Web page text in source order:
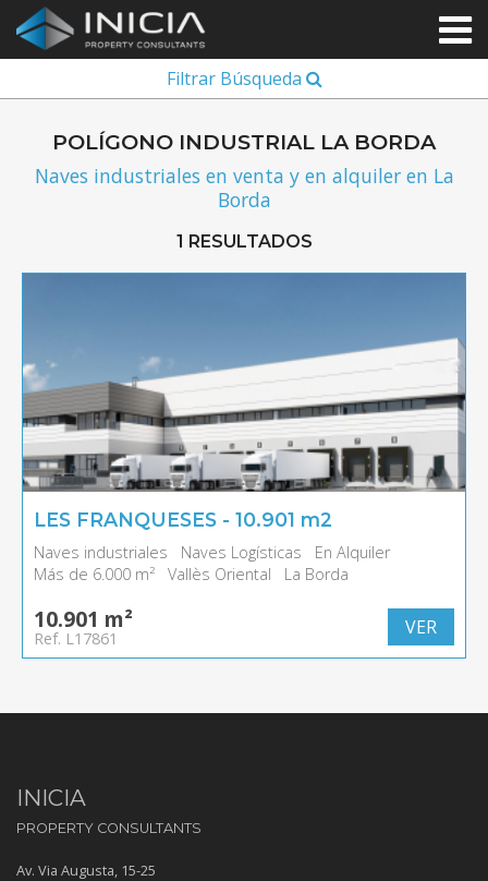
Filtrar Búsqueda
POLÍGONO INDUSTRIAL LA BORDA
Naves industriales en venta y en alquiler en La
Borda
1 RESULTADOS
LES FRANQUESES - 10.901 m2
Naves industriales Naves Logísticas
En Alquiler
Más de 6.000 m²
Vallès Oriental La Borda
10.901 m²
Ref. L17861 VER
INICIA
PROPERTY CONSULTANTS
Av. Via Augusta, 15-25